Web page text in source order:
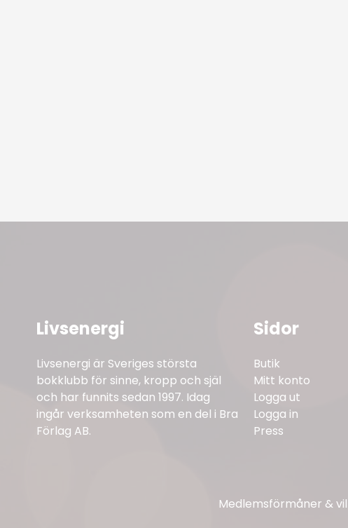
Livsenergi
Livsenergi är Sveriges största
bokklubb för sinne, kropp och själ
och har funnits sedan 1997. Idag
ingår verksamheten som en del i Bra
Förlag AB.
Sidor
Butik
Mitt konto
Logga ut
Logga in
Press
Medlemsförmåner &